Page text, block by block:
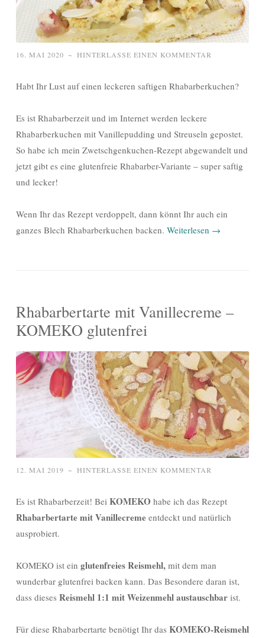
16. MAI 2020 ~ HINTERLASSE EINEN KOMMENTAR
Habt Ihr Lust auf einen leckeren saftigen Rhabarberkuchen?
Es ist Rhabarberzeit und im Internet werden leckere
Rhabarberkuchen mit Vanillepudding und Streuseln gepostet.
So habe ich mein Zwetschgenkuchen-Rezept abgewandelt und
jetzt gibt es eine glutenfreie Rhabarber-Variante – super saftig
und lecker!
Wenn Ihr das Rezept verdoppelt, dann könnt Ihr auch ein
ganzes Blech Rhabarberkuchen backen. Weiterlesen →
Rhabarbertarte mit Vanillecreme –
KOMEKO glutenfrei
12. MAI 2019 ~ HINTERLASSE EINEN KOMMENTAR
Es ist Rhabarberzeit! Bei KOMEKO habe ich das Rezept
Rhabarbertarte mit Vanillecreme entdeckt und natürlich
ausprobiert.
KOMEKO ist ein glutenfreies Reismehl, mit dem man
wunderbar glutenfrei backen kann. Das Besondere daran ist,
dass dieses Reismehl 1:1 mit Weizenmehl austauschbar ist.
Für diese Rhabarbertarte benötigt Ihr das KOMEKO-Reismehl